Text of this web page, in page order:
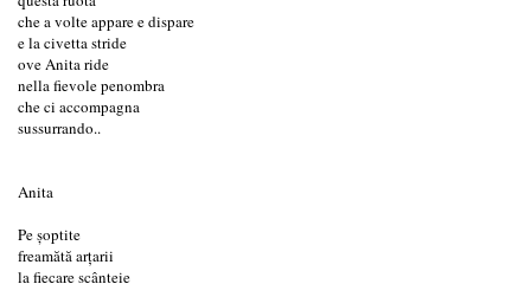
che a volte appare e dispare
e la civetta stride
ove Anita ride
nella fievole penombra
che ci accompagna
sussurrando..
Anita
Pe șoptite
freamătă arțarii
la fiecare scânteie